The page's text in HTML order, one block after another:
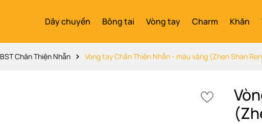
Dây chuyền Bông tai Vòng tay Charm Khăn
BST Chân Thiện Nhẫn Vòng tay Chân Thiện Nhẫn - màu vàng (Zhen Shan